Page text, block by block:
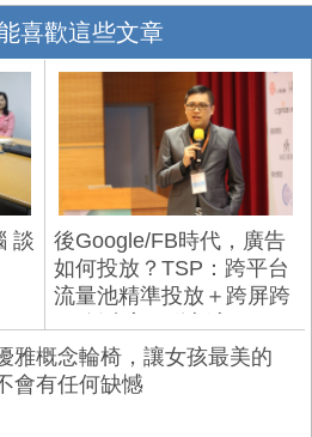
喜歡這些文章
談
後Google/FB時代，廣告
如何投放？TSP：跨平台
流量池精準投放＋跨屏跨
雅概念輪椅，讓女孩最美的
會有任何缺憾